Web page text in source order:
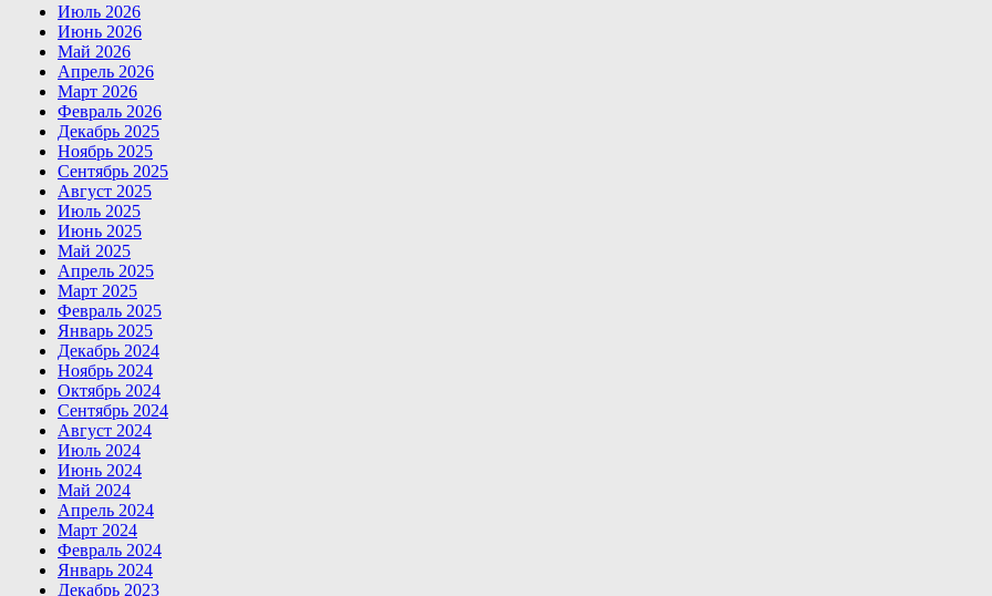
Июль 2026
Июнь 2026
Май 2026
Апрель 2026
Март 2026
Февраль 2026
Декабрь 2025
Ноябрь 2025
Сентябрь 2025
Август 2025
Июль 2025
Июнь 2025
Май 2025
Апрель 2025
Март 2025
Февраль 2025
Январь 2025
Декабрь 2024
Ноябрь 2024
Октябрь 2024
Сентябрь 2024
Август 2024
Июль 2024
Июнь 2024
Май 2024
Апрель 2024
Март 2024
Февраль 2024
Январь 2024
Декабрь 2023